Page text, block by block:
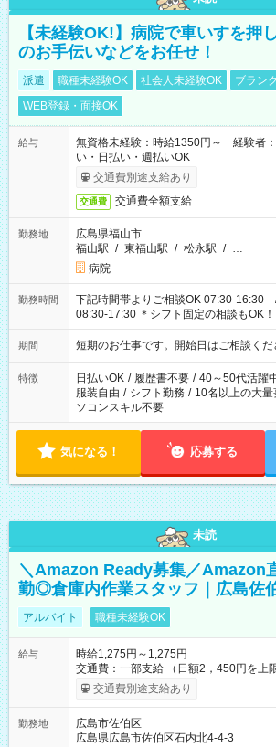
【未経験OK!】病院で車いすを押
のお手伝いなどをお任せ！
派遣 職種未経験OK 社会人未経験OK
ブラン
WEB登録・面接OK
給与
無資格未経験：時給1350円～ 経験者
い・日払い・週払いOK
交通費別途支給あり
交通費 交通費全額支給
勤務地
広島県福山市
福山駅 / 東福山駅 / 松永駅 / …
病院
勤務時間
下記時間帯よりご相談OK 07:30-
08:30-17:30 ＊シフト固定の相談もOK！
期間 短期のお仕事です。開始日はご相談く
特徴 日払いOK / 履歴書不要 / 40～50代活躍
服装自由 / シフト勤務 / 10名以上の大量
ソコンスキル不要
気になる！ 応募する
未読
＼Amazon Ready募集／Amazon
勤◎倉庫内作業スタッフ｜広島佐
アルバイト 職種未経験OK
給与
時給1,275円～1,275円
交通費：一部支給 （日額2，450円を上
実費支給） ※22:00～翌5:00までは時給25%UP！ ■給与前払い
制度あり ※前払い額の上限あり、手数
交通費別途支給あり
勤務地
広島市佐伯区
広島県広島市佐伯区石内北4-4-3